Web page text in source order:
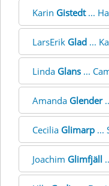
Karin Gistedt...
LarsErik Glad ...
Linda Glans ...
Amanda Glender
Cecilia Glimarp ...
Joachim Glimfjäll